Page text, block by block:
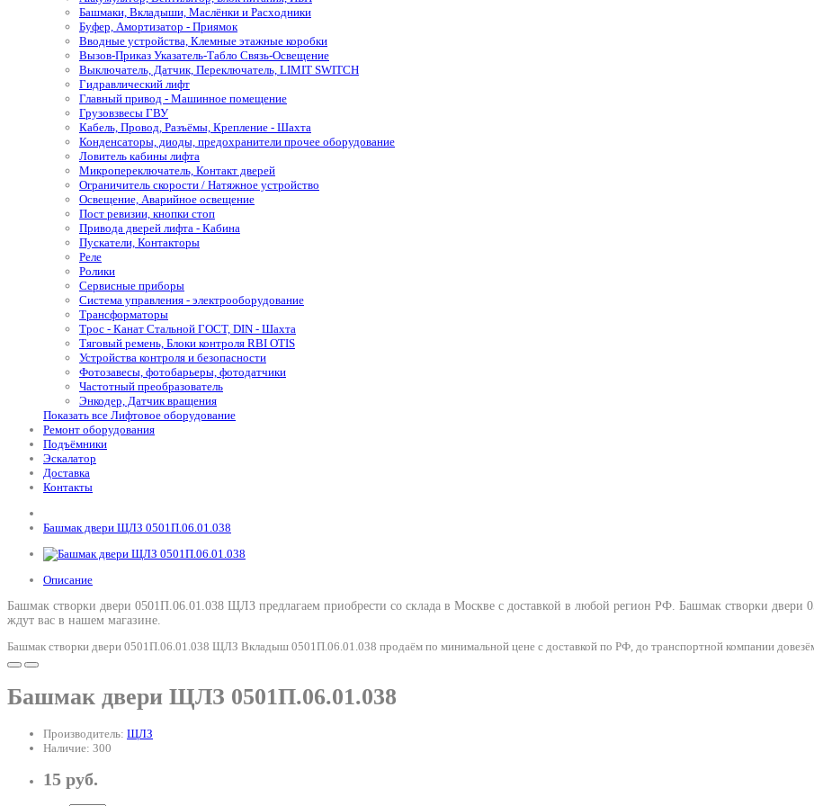
Башмаки, Вкладыши, Маслёнки и Расходники
Буфер, Амортизатор - Приямок
Вводные устройства, Клемные этажные коробки
Вызов-Приказ Указатель-Табло Связь-Освещение
Выключатель, Датчик, Переключатель, LIMIT SWITCH
Гидравлический лифт
Главный привод - Машинное помещение
Грузовзвесы ГВУ
Кабель, Провод, Разъёмы, Крепление - Шахта
Конденсаторы, диоды, предохранители прочее оборудование
Ловитель кабины лифта
Микропереключатель, Контакт дверей
Ограничитель скорости / Натяжное устройство
Освещение, Аварийное освещение
Пост ревизии, кнопки стоп
Привода дверей лифта - Кабина
Пускатели, Контакторы
Реле
Ролики
Сервисные приборы
Система управления - электрооборудование
Трансформаторы
Трос - Канат Стальной ГОСТ, DIN - Шахта
Тяговый ремень, Блоки контроля RBI OTIS
Устройства контроля и безопасности
Фотозавесы, фотобарьеры, фотодатчики
Частотный преобразователь
Энкодер, Датчик вращения
Показать все Лифтовое оборудование
Ремонт оборудования
Подъёмники
Эскалатор
Доставка
Контакты
Башмак двери ЩЛЗ 0501П.06.01.038
Описание
Башмак створки двери 0501П.06.01.038 ЩЛЗ предлагаем приобрести со склада в Москве с доставкой в любой регион РФ. Башмак створки двери
ждут вас в нашем магазине.
Башмак створки двери 0501П.06.01.038 ЩЛЗ Вкладыш 0501П.06.01.038 продаём по минимальной цене с доставкой по РФ, до транспортной компании
Башмак двери ЩЛЗ 0501П.06.01.038
Производитель: ЩЛЗ
Наличие: 300
15 руб.